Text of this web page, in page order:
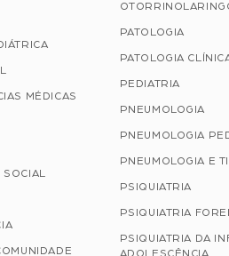
MÉDICAS
PATOLOGIA
PATOLOGIA
PEDIATRIA
PNEUMOLOGIA
PNEUMOLOGIA
PNEUMOLOGIA E
PSIQUIATRIA
PSIQUIATRIA
PSIQUIATRIA DA
ADOLESCÊNCIA